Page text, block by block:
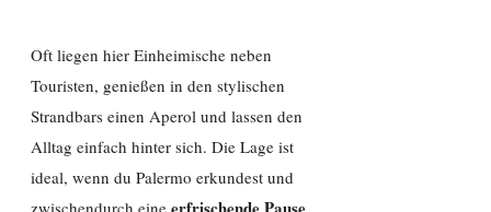
Oft liegen hier Einheimische neben
Touristen, genießen in den stylischen
Strandbars einen Aperol und lassen den
Alltag einfach hinter sich. Die Lage ist
ideal, wenn du Palermo erkundest und
zwischendurch eine